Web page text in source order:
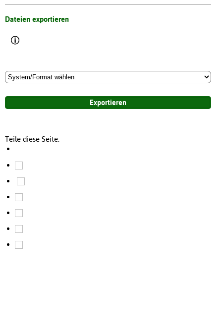
Dateien exportieren
Teile diese Seite: